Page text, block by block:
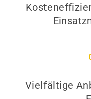
Vielfältige